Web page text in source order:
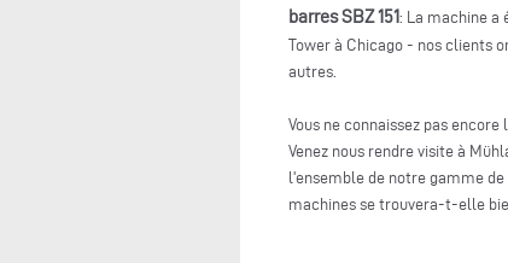
barres SBZ 151: La machine a
Tower à Chicago - nos clients
autres.
Vous ne connaissez pas encore
Venez nous rendre visite à
l'ensemble de notre gamme
machines se trouvera-t-elle